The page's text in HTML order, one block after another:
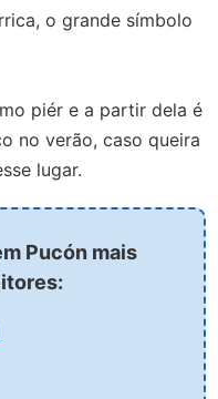
o grande símbolo
piér e a partir dela é
no verão, caso queira
lugar.
Pucón mais